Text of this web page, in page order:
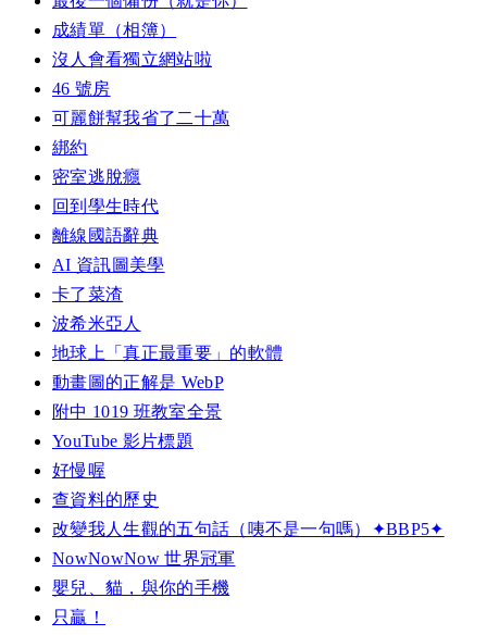
成績單（相簿）
沒人會看獨立網站啦
46 號房
可麗餅幫我省了二十萬
綁約
密室逃脫癮
回到學生時代
離線國語辭典
AI 資訊圖美學
卡了菜渣
波希米亞人
地球上「真正最重要」的軟體
動畫圖的正解是 WebP
附中 1019 班教室全景
YouTube 影片標題
好慢喔
查資料的歷史
改變我人生觀的五句話（咦不是一句嗎）✦BBP5✦
NowNowNow 世界冠軍
嬰兒、貓，與你的手機
只贏！